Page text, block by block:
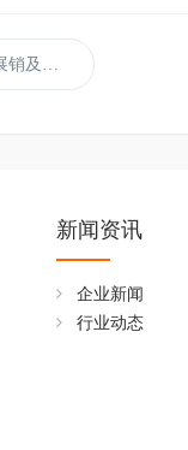
州举行
新闻资讯
企业新闻
行业动态